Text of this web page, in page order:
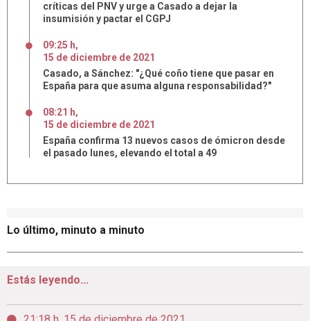
Lo último, minuto a minuto
Estás leyendo...
críticas del PNV y urge a Casado a dejar la
insumisión y pactar el CGPJ
09:25 h,
15 de diciembre de 2021
Casado, a Sánchez: "¿Qué coño tiene que pasar en
España para que asuma alguna responsabilidad?"
08:21 h,
15 de diciembre de 2021
España confirma 13 nuevos casos de ómicron desde
el pasado lunes, elevando el total a 49